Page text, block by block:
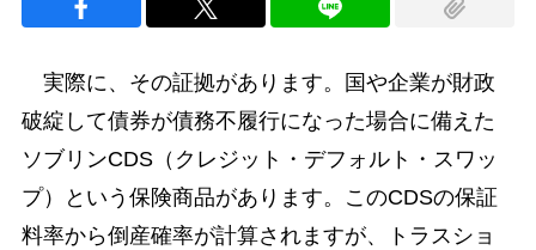
実際に、その証拠があります。国や企業が財政
破綻して債券が債務不履行になった場合に備えた
ソブリンCDS（クレジット・デフォルト・スワッ
プ）という保険商品があります。このCDSの保証
料率から倒産確率が計算されますが、トラスショ